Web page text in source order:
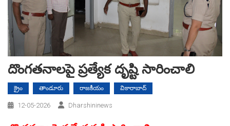
దొంగతనాలపై ప్రత్యేక దృష్టి సారించాలి
క్రైం తాండూరు రాజకీయం వికారాబాద్
12-05-2026 Dharshininews